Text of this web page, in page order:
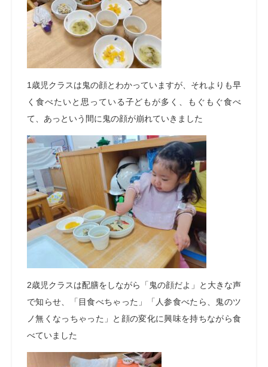
1歳児クラスは鬼の顔とわかっていますが、それよりも早
く食べたいと思っている子どもが多く、もぐもぐ食べ
て、あっという間に鬼の顔が崩れていきました
2歳児クラスは配膳をしながら「鬼の顔だよ」と大きな声
で知らせ、「目食べちゃった」「人参食べたら、鬼のツ
ノ無くなっちゃった」と顔の変化に興味を持ちながら食
べていました